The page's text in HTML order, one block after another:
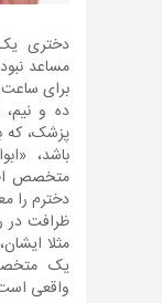
دختری
مساعد
ده و
باشد،
متخصص
دخترم را
ظرافت در
مثلا
یک
واقعی